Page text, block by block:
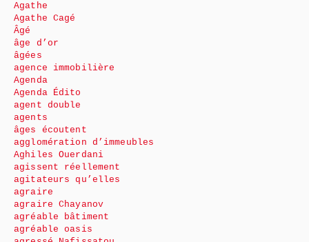
Agathe
Agathe Cagé
Âgé
âge d’or
âgées
agence immobilière
Agenda
Agenda Édito
agent double
agents
âges écoutent
agglomération d’immeubles
Aghiles Ouerdani
agissent réellement
agitateurs qu’elles
agraire
agraire Chayanov
agréable bâtiment
agréable oasis